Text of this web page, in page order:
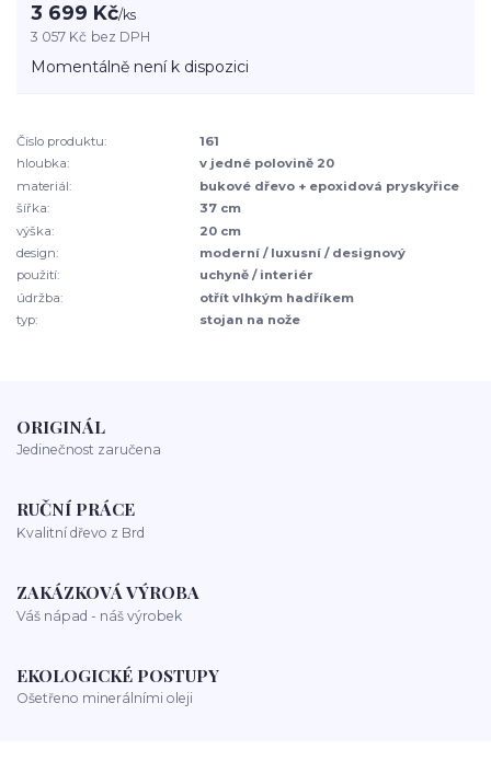
3 699 Kč/ks
3 057 Kč bez DPH
Momentálně není k dispozici
Číslo produktu:
161
hloubka:
v jedné polovině 20
materiál:
bukové dřevo + epoxidová pryskyřice
šířka:
37 cm
výška:
20 cm
design:
moderní / luxusní / designový
použití:
uchyně / interiér
údržba:
otřít vlhkým hadříkem
typ:
stojan na nože
ORIGINÁL
Jedinečnost zaručena
RUČNÍ PRÁCE
Kvalitní dřevo z Brd
ZAKÁZKOVÁ VÝROBA
Váš nápad - náš výrobek
EKOLOGICKÉ POSTUPY
Ošetřeno minerálními oleji